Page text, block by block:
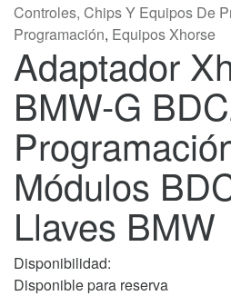
Controles, Chips Y Equipos De
Programación, Equipos Xhorse
Adaptador
BMW-G
Módulos
Llaves BMW
Disponibilidad:
Disponible para reserva